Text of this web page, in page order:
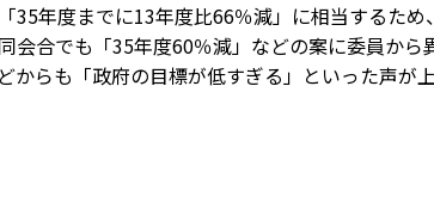
35年度までに13年度比66％減」に相当するた
会合でも「35年度60％減」などの案に委員か
からも「政府の目標が低すぎる」といった声が